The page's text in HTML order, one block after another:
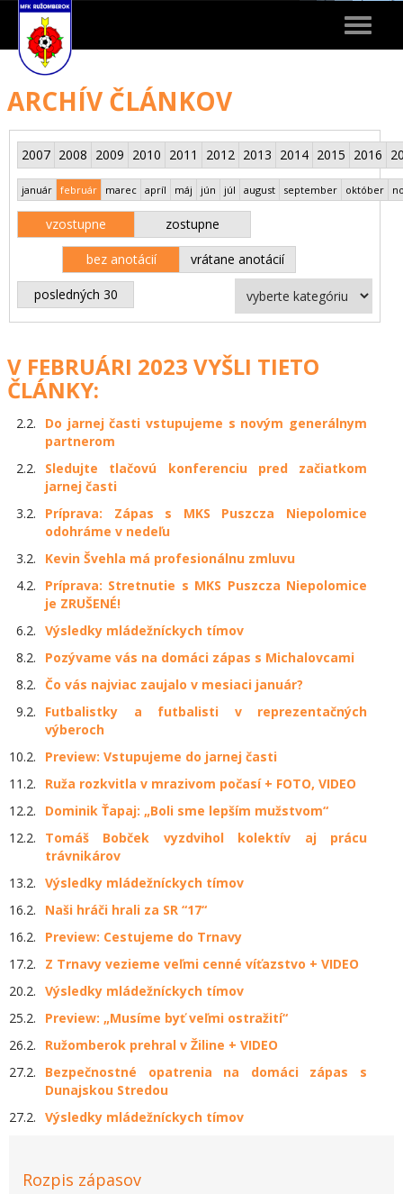
Toggle
ARCHÍV ČLÁNKOV
2007 2008 2009 2010 2011 2012 2013 2014 2015 2016
január február marec apríl máj jún júl august september október
vzostupne zostupne
bez anotácií vrátane anotácií
posledných 30
V FEBRUÁRI 2023 VYŠLI TIETO
ČLÁNKY:
2.2.
Do jarnej časti vstupujeme s novým generálnym
partnerom
2.2.
Sledujte tlačovú konferenciu pred začiatkom
jarnej časti
3.2.
Príprava: Zápas s MKS Puszcza Niepolomice
odohráme v nedeľu
3.2.
Kevin Švehla má profesionálnu zmluvu
4.2.
Príprava: Stretnutie s MKS Puszcza Niepolomice
je ZRUŠENÉ!
6.2. Výsledky mládežníckych tímov
8.2.
Pozývame vás na domáci zápas s Michalovcami
8.2. Čo vás najviac zaujalo v mesiaci január?
9.2.
Futbalistky a futbalisti v reprezentačných
výberoch
10.2.
Preview: Vstupujeme do jarnej časti
11.2.
Ruža rozkvitla v mrazivom počasí + FOTO, VIDEO
12.2.
Dominik Ťapaj: „Boli sme lepším mužstvom“
12.2.
Tomáš Bobček vyzdvihol kolektív aj prácu
trávnikárov
13.2. Výsledky mládežníckych tímov
16.2.
Naši hráči hrali za SR “17“
16.2.
Preview: Cestujeme do Trnavy
17.2.
Z Trnavy vezieme veľmi cenné víťazstvo + VIDEO
20.2. Výsledky mládežníckych tímov
25.2.
Preview: „Musíme byť veľmi ostražití“
26.2.
Ružomberok prehral v Žiline + VIDEO
27.2.
Bezpečnostné opatrenia na domáci zápas s
Dunajskou Stredou
27.2. Výsledky mládežníckych tímov
Rozpis zápasov